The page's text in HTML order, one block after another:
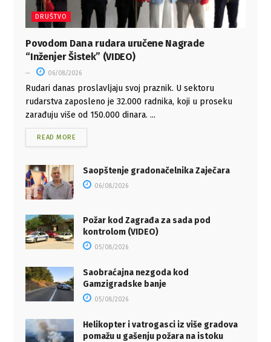
DRUŠTVO
Povodom Dana rudara uručene Nagrade
“Inženjer Šistek” (VIDEO)
06/08/2026
Rudari danas proslavljaju svoj praznik. U sektoru
rudarstva zaposleno je 32.000 radnika, koji u proseku
zarađuju više od 150.000 dinara. ...
READ MORE
Saopštenje gradonačelnika Zaječara
06/08/2026
Požar kod Zagrađa za sada pod
kontrolom (VIDEO)
05/08/2026
Saobraćajna nezgoda kod
Gamzigradske banje
05/08/2026
Helikopter i vatrogasci iz više gradova
pomažu u gašenju požara na istoku